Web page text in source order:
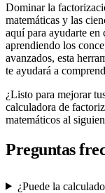
Dominar la
matemáticas y las
aquí para ayudarte en
aprendiendo los
avanzados, esta
te ayudará a
¿Listo para mejorar
calculadora de
matemáticos al
Preguntas
¿Puede la